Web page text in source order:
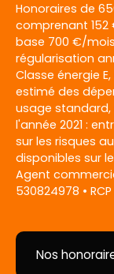
Honoraires de
comprenant 152
base 700 €/
régularisation
Classe énergie
estimé des
usage standard,
l'année 2021 :
sur les risques
disponibles sur
Agent
530824978 •
Nos